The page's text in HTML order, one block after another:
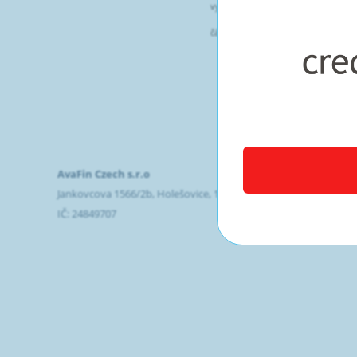
vyrovná přirostlý úrok ve výši
částka splatná klientem
AvaFin Czech s.r.o
Jankovcova 1566/2b, Holešovice, 170 00 Praha 7
IČ: 24849707